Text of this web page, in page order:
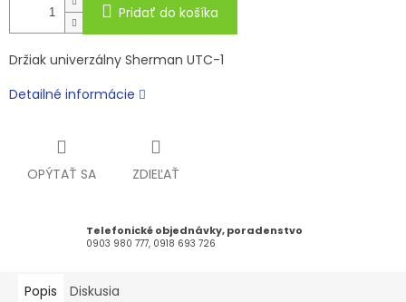
Pridať do košíka
Držiak univerzálny Sherman UTC-1
Detailné informácie
OPÝTAŤ SA ZDIEĽAŤ
Telefonické objednávky, poradenstvo
0903 980 777, 0918 693 726
Popis Diskusia